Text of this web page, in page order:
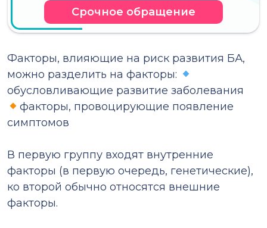
Срочное обращение
Факторы, влияющие на риск развития БА,
можно разделить на факторы:
обусловливающие развитие заболевания
факторы, провоцирующие появление
симптомов
В первую группу входят внутренние
факторы (в первую очередь, генетические),
ко второй обычно относятся внешние
факторы.